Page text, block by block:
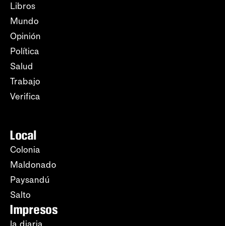
Libros
Mundo
Opinión
Política
Salud
Trabajo
Verifica
Local
Colonia
Maldonado
Paysandú
Salto
Impresos